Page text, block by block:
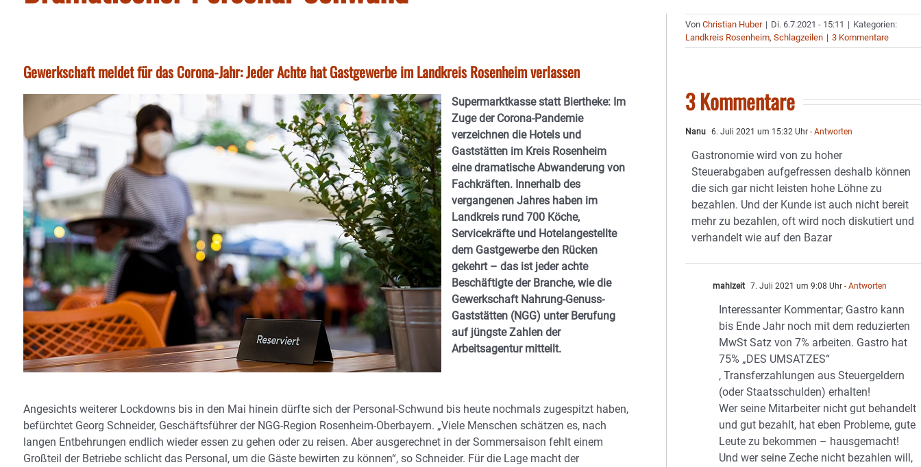
Gewerkschaft meldet für das Corona-Jahr: Jeder Achte hat Gastgewerbe im Landkreis Rosenheim verlassen
Supermarktkasse statt Biertheke: Im
Zuge der Corona-Pandemie
verzeichnen die Hotels und
Gaststätten im Kreis Rosenheim
eine dramatische Abwanderung von
Fachkräften. Innerhalb des
vergangenen Jahres haben im
Landkreis rund 700 Köche,
Servicekräfte und Hotelangestellte
dem Gastgewerbe den Rücken
gekehrt – das ist jeder achte
Beschäftigte der Branche, wie die
Gewerkschaft Nahrung-Genuss-
Gaststätten (NGG) unter Berufung
auf jüngste Zahlen der
Arbeitsagentur mitteilt.
Angesichts weiterer Lockdowns bis in den Mai hinein dürfte sich der Personal-Schwund bis heute nochmals zugespitzt haben,
befürchtet Georg Schneider, Geschäftsführer der NGG-Region Rosenheim-Oberbayern. „Viele Menschen schätzen es, nach
langen Entbehrungen endlich wieder essen zu gehen oder zu reisen. Aber ausgerechnet in der Sommersaison fehlt einem
Großteil der Betriebe schlicht das Personal, um die Gäste bewirten zu können“, so Schneider. Für die Lage macht der
VonChristian Huber | Di. 6.7.2021 - 15:11 | Kategorien:
Landkreis Rosenheim,Schlagzeilen | 3 Kommentare
3 Kommentare
Nanu 6. Juli 2021 um 15:32 Uhr - Antworten
Gastronomie wird von zu hoher
Steuerabgaben aufgefressen deshalb können
die sich gar nicht leisten hohe Löhne zu
bezahlen. Und der Kunde ist auch nicht bereit
mehr zu bezahlen, oft wird noch diskutiert und
verhandelt wie auf den Bazar
mahlzeit 7. Juli 2021 um 9:08 Uhr - Antworten
Interessanter Kommentar; Gastro kann
bis Ende Jahr noch mit dem reduzierten
MwSt Satz von 7% arbeiten. Gastro hat
75% „DES UMSATZES“
, Transferzahlungen aus Steuergeldern
(oder Staatsschulden) erhalten!
Wer seine Mitarbeiter nicht gut behandelt
und gut bezahlt, hat eben Probleme, gute
Leute zu bekommen – hausgemacht!
Und wer seine Zeche nicht bezahlen will,